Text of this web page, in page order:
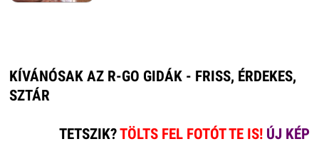
KÍVÁNÓSAK AZ R-GO GIDÁK - FRISS, ÉRDEKES,
SZTÁR
TETSZIK?TÖLTS FEL FOTÓT TE IS! ÚJ KÉP